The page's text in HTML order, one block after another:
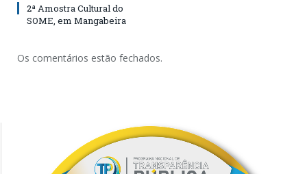
2ª Amostra Cultural do
SOME, em Mangabeira
Os comentários estão fechados.